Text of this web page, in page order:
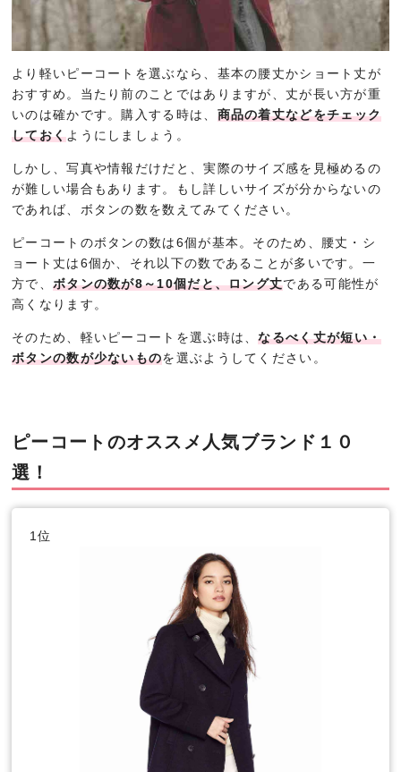
より軽いピーコートを選ぶなら、基本の腰丈かショート丈が
おすすめ。当たり前のことではありますが、丈が長い方が重
いのは確かです。購入する時は、 商品の着丈などをチェック
しておくようにしましょう。
しかし、写真や情報だけだと、実際のサイズ感を見極めるの
が難しい場合もあります。もし詳しいサイズが分からないの
であれば、ボタンの数を数えてみてください。
ピーコートのボタンの数は6個が基本。そのため、腰丈・シ
ョート丈は6個か、それ以下の数であることが多いです。一
方で、 ボタンの数が8～10個だと、ロング丈である可能性が
高くなります。
そのため、軽いピーコートを選ぶ時は、なるべく丈が短い・
ボタンの数が少ないものを選ぶようしてください。
ピーコートのオススメ人気ブランド１０
選！
1位